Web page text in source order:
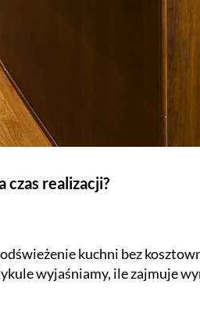
czas realizacji?
kuchni bez
wyjaśniamy, ile zajmuje